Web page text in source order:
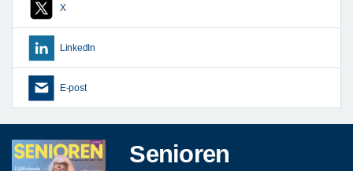
X
LinkedIn
E-post
Senioren